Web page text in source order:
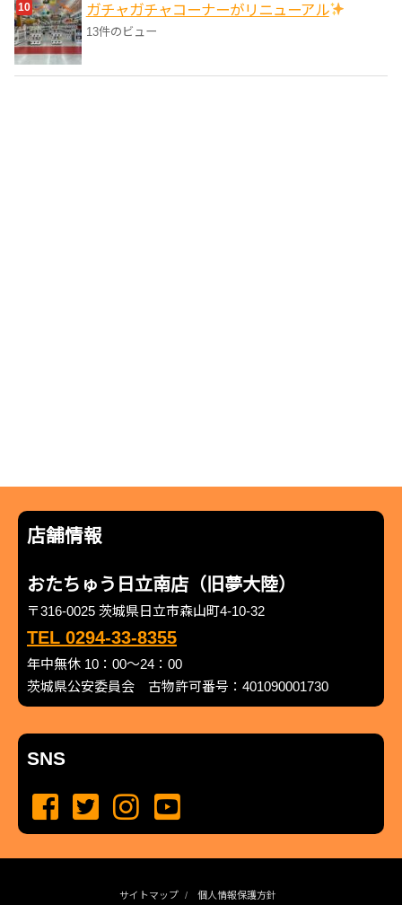
ガチャガチャコーナーがリニューアル
13件のビュー
店舗情報
おたちゅう日立南店（旧夢大陸）
〒316-0025 茨城県日立市森山町4-10-32
TEL 0294-33-8355
年中無休 10：00～24：00
茨城県公安委員会 古物許可番号：401090001730
SNS
サイトマップ 個人情報保護方針